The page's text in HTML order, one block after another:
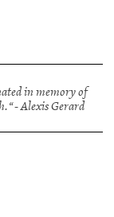
in memory of
- Alexis Gerard